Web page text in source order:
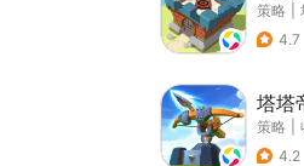
策略
4.7
塔塔
策略
4.2